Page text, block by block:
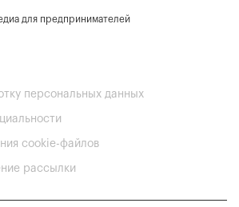
для предпринимателей
персональных данных
cookie-файлов
рассылки